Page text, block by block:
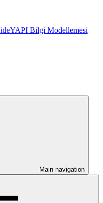
ideYAPI Bilgi Modellemesi
Main navigation